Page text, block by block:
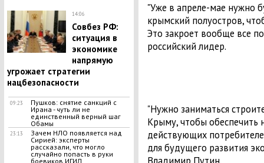
14:06
Совбез РФ:
ситуация в
экономике
напрямую
угрожает стратегии
нацбезопасности
09:23
Пушков: снятие санкций с
Ирана - чуть ли не
единственный верный шаг
Обамы
23:13
Зачем НЛО появляется над
Сирией: эксперты
рассказали, что могло
случайно попасть в руки
боевиков ИГИЛ
"Уже в апреле-мае нужно
крымский полуостров,
Это закроет вообще все
российский лидер.
"Нужно заниматься
Крыму, чтобы обеспечить
действующих
для будущего развития
Владимир Путин.